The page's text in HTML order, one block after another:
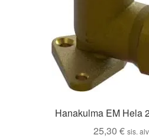
Hanakulma EM Hela
25,30 € sis.